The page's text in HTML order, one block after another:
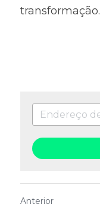
transformação.
Anterior